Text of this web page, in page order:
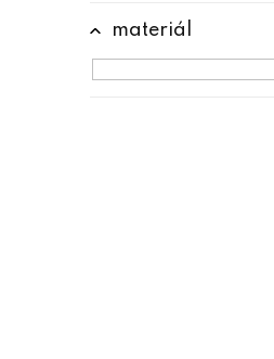
materiál